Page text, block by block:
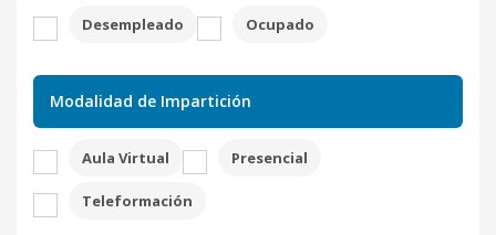
Desempleado Ocupado
Modalidad de Impartición
Aula Virtual Presencial
Teleformación